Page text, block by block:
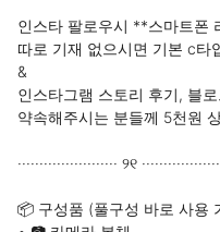
인스타 팔로우시 **스마트폰
따로 기재 없으시면 기본 c타
&
인스타그램 스토리 후기, 블
약속해주시는 분들께 5천원
······················· ୨୧
📦 구성품 (풀구성 바로 사용